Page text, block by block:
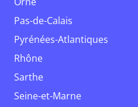
Pas-de-Calais
Pyrénées-Atlantiques
Rhône
Sarthe
Seine-et-Marne